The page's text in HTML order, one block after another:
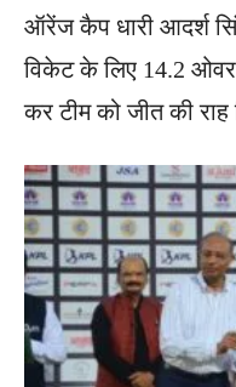
ऑरेंज कैप धारी आदर्श
विकेट के लिए 14.2 ओवर
कर टीम को जीत की राह